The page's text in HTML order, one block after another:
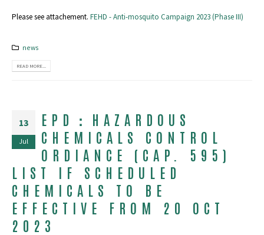
Please see attachement. FEHD - Anti-mosquito Campaign 2023 (Phase III)
news
READ MORE...
13
Jul
EPD：HAZARDOUS
CHEMICALS CONTROL
ORDIANCE (CAP. 595)
LIST IF SCHEDULED
CHEMICALS TO BE
EFFECTIVE FROM 20 OCT
2023